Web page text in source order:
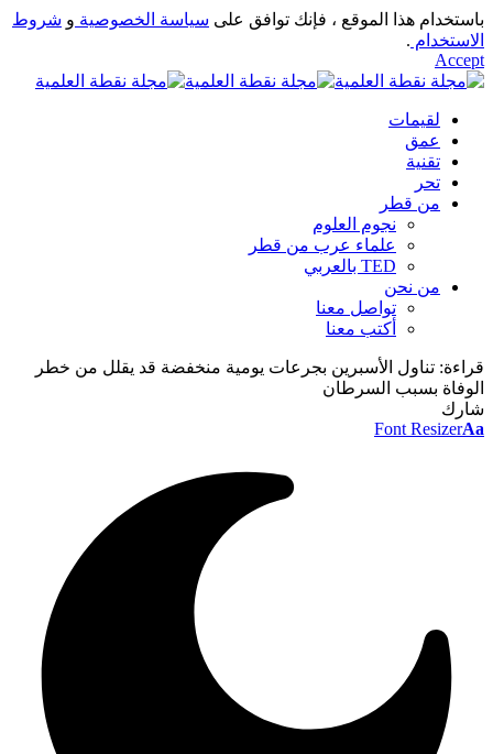
باستخدام هذا الموقع ، فإنك توافق على سياسة الخصوصية و شروط
الاستخدام .
Accept
لقيمات
عمق
تقنية
تحر
من قطر
نجوم العلوم
علماء عرب من قطر
TED بالعربي
من نحن
تواصل معنا
أكتب معنا
قراءة: تناول الأسبرين بجرعات يومية منخفضة قد يقلل من خطر
الوفاة بسبب السرطان
شارك
Font ResizerAa